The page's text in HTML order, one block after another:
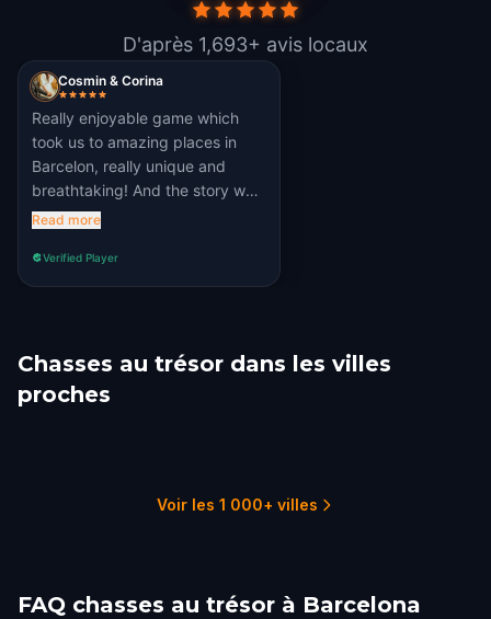
D'après 1,693+ avis locaux
Cosmin & Corina
Really enjoyable game which
took us to amazing places in
Barcelon, really unique and
breathtaking! And the story was
cute and easy-going walking
Read more
Verified Player
Chasses au trésor dans les villes
proches
Voir les 1 000+ villes
FAQ chasses au trésor à Barcelona